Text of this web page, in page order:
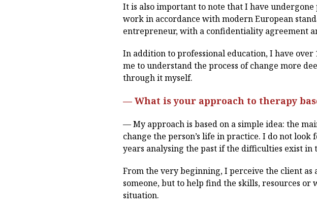
It is also important to note that I have
work in accordance with modern European
entrepreneur, with a confidentiality agreement
In addition to professional education, I have
me to understand the process of change more
through it myself.
— What is your approach to therapy
— My approach is based on a simple idea: the
change the person’s life in practice. I do not
years analysing the past if the difficulties exist in
From the very beginning, I perceive the client as
someone, but to help find the skills, resources
situation.